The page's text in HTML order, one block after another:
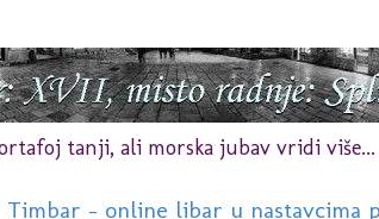
tanji, ali morska jubav vridi više...
Timbar - online libar u nastavcima